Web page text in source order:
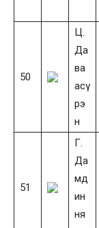
50
Ц.
Да
ва
асү
рэ
н
51
Г.
Да
мд
ин
ня